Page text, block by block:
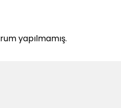
yapılmamış.